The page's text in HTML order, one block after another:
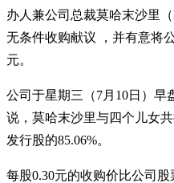
办人兼公司总裁莫哈末沙里
无条件收购献议 ，并有意将
元。
公司于星期三（7月10日）早
说，莫哈末沙里与四个儿女
发行股的85.06%。
每股0.30元的收购价比公司